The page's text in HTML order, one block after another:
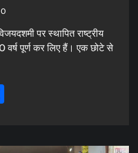
0
पर स्थापित राष्ट्रीय
पूर्ण कर लिए हैं। एक छोटे से